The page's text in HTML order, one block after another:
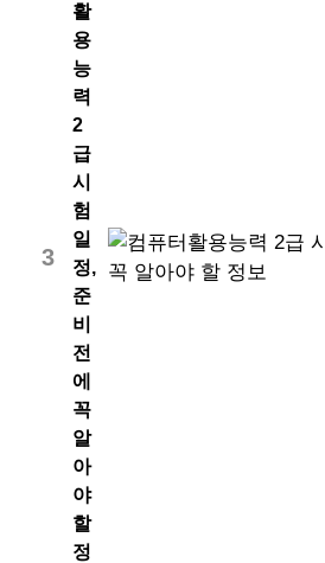
3
활
용
능
력
2
급
시
험
일
정,
준
비
전
에
꼭
알
아
야
할
정